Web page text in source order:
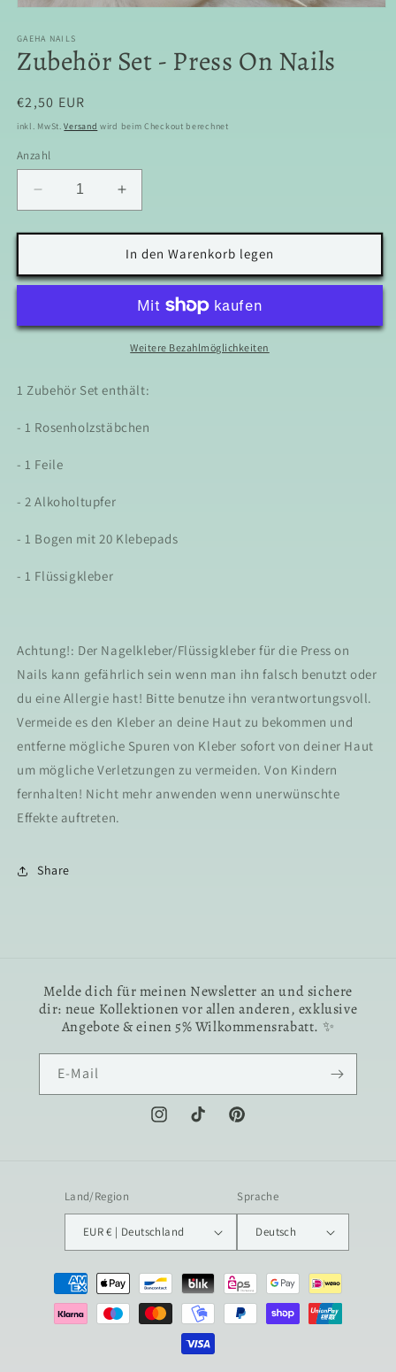
in
Modal
öffnen
GAEHA NAILS
Zubehör Set - Press On Nails
Normaler
Preis
€2,50 EUR
inkl. MwSt.Versand wird beim Checkout berechnet
Anzahl
Verringere
die
Menge
Zubehör
Set
Press
Erhöhe
die
Menge
für
Zubehör
Set
Press
On
In den Warenkorb legen
Weitere Bezahlmöglichkeiten
1 Zubehör Set enthält:
- 1 Rosenholzstäbchen
- 1 Feile
- 2 Alkoholtupfer
- 1 Bogen mit 20 Klebepads
- 1 Flüssigkleber
Achtung!: Der Nagelkleber/Flüssigkleber für die Press on
Nails kann gefährlich sein wenn man ihn falsch benutzt oder
du eine Allergie hast! Bitte benutze ihn verantwortungsvoll.
Vermeide es den Kleber an deine Haut zu bekommen und
entferne mögliche Spuren von Kleber sofort von deiner Haut
um mögliche Verletzungen zu vermeiden. Von Kindern
fernhalten! Nicht mehr anwenden wenn unerwünschte
Effekte auftreten.
Share
Melde dich für meinen Newsletter an und sichere
dir: neue Kollektionen vor allen anderen, exklusive
Angebote & einen 5% Wilkommensrabatt. ✨
E-Mail
InstagramTikTok Pinterest
Land/Region
EUR € | Deutschland
Sprache
Deutsch
Zahlungsmethoden